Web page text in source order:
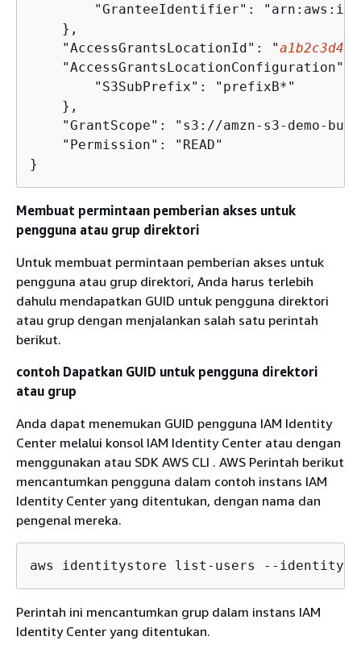
"GranteeIdentifier":
    },
    "AccessGrantsLocationId": "
a1b2c3d4-
    "AccessGrantsLocationConfiguration":
        "S3SubPrefix": "prefixB*"
    },
"GrantScope": "s3://amzn-s3-demo-
    "Permission": "READ"
Membuat permintaan pemberian akses untuk
pengguna atau grup direktori
Untuk membuat permintaan pemberian akses untuk
pengguna atau grup direktori, Anda harus terlebih
dahulu mendapatkan GUID untuk pengguna direktori
atau grup dengan menjalankan salah satu perintah
berikut.
contoh Dapatkan GUID untuk pengguna direktori
atau grup
Anda dapat menemukan GUID pengguna IAM Identity
Center melalui konsol IAM Identity Center atau dengan
menggunakan atau SDK AWS CLI . AWS Perintah berikut
mencantumkan pengguna dalam contoh instans IAM
Identity Center yang ditentukan, dengan nama dan
pengenal mereka.
aws identitystore list-users --
Perintah ini mencantumkan grup dalam instans IAM
Identity Center yang ditentukan.